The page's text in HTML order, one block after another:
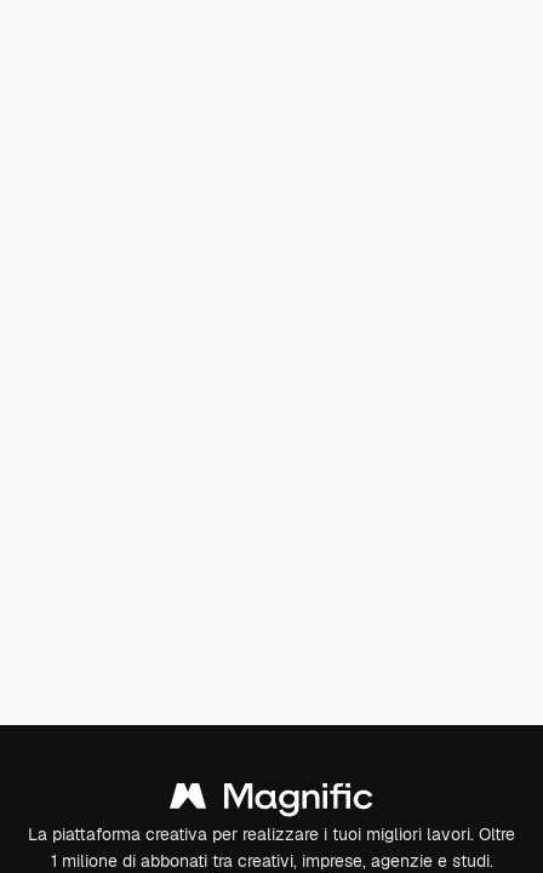
La piattaforma creativa per realizzare i tuoi migliori lavori. Oltre
1 milione di abbonati tra creativi, imprese, agenzie e studi.